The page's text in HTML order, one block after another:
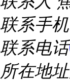
联系手机
联系电话
所在地址